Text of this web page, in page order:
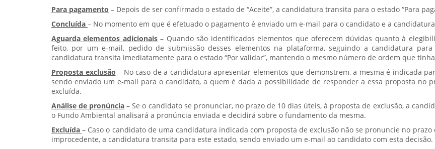
Para pagamento – Depois de ser confirmado o estado de “Aceite”, a candidatura transita para o estado “Para
Concluída – No momento em que é efetuado o pagamento é enviado um e-mail para o candidato e a
Aguarda elementos adicionais– Quando são identificados elementos que oferecem dúvidas quanto à
feito, por um e-mail, pedido de submissão desses elementos na plataforma, seguindo a candidatura
candidatura transita imediatamente para o estado “Por validar”, mantendo o mesmo número de ordem que
Proposta exclusão – No caso de a candidatura apresentar elementos que demonstrem, a mesma é indicada
sendo enviado um e-mail para o candidato, a quem é dada a possibilidade de responder a essa proposta no
excluída.
Análise de pronúncia – Se o candidato se pronunciar, no prazo de 10 dias úteis, à proposta de exclusão, a
o Fundo Ambiental analisará a pronúncia enviada e decidirá sobre o fundamento da mesma.
Excluída– Caso o candidato de uma candidatura indicada com proposta de exclusão não se pronuncie no
improcedente, a candidatura transita para este estado, sendo enviado um e-mail ao candidato com esta decisão.